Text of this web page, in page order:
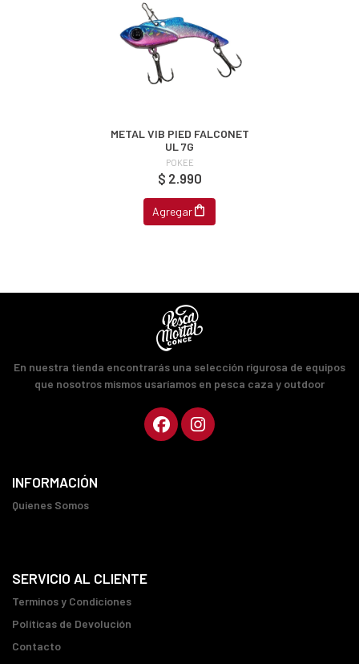
METAL VIB PIED FALCONET
UL 7G
POKEE
$ 2.990
Agregar
En nuestra tienda encontrarás una selección rigurosa de equipos
que nosotros mismos usaríamos en pesca caza y outdoor
INFORMACIÓN
Quienes Somos
SERVICIO AL CLIENTE
Terminos y Condiciones
Políticas de Devolución
Contacto